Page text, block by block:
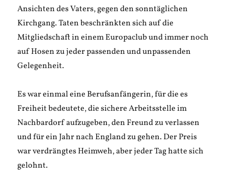
Ansichten des Vaters, gegen den sonntäglichen
Kirchgang. Taten beschränkten sich auf die
Mitgliedschaft in einem Europaclub und immer noch
auf Hosen zu jeder passenden und unpassenden
Gelegenheit.
Es war einmal eine Berufsanfängerin, für die es
Freiheit bedeutete, die sichere Arbeitsstelle im
Nachbardorf aufzugeben, den Freund zu verlassen
und für ein Jahr nach England zu gehen. Der Preis
war verdrängtes Heimweh, aber jeder Tag hatte sich
gelohnt.